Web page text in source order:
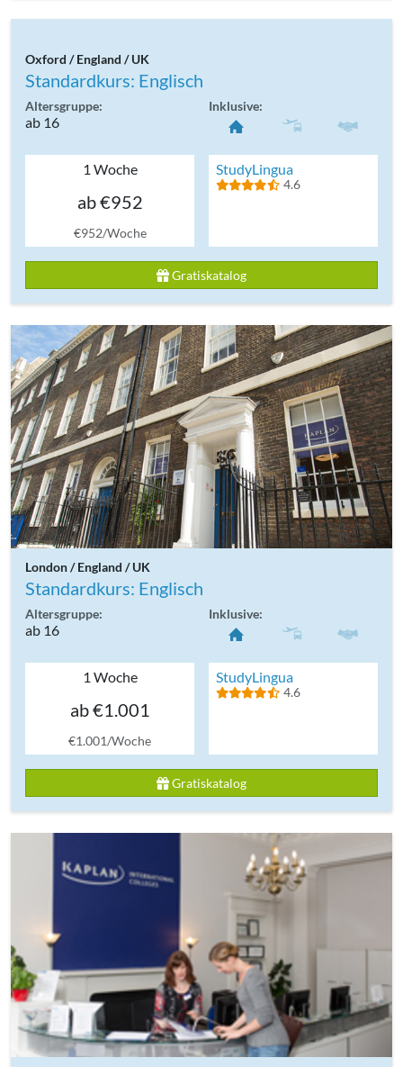
Oxford / England / UK
Standardkurs: Englisch
Altersgruppe:
ab 16
Inklusive:
1 Woche
ab €952
€952/Woche
StudyLingua
4.6
Gratiskatalog
London / England / UK
Standardkurs: Englisch
Altersgruppe:
ab 16
Inklusive:
1 Woche
ab €1.001
€1.001/Woche
StudyLingua
4.6
Gratiskatalog